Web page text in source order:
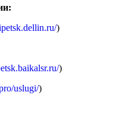
)
)
uslugi/)